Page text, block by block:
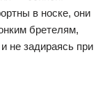
в носке, они
бретелям,
не задираясь при